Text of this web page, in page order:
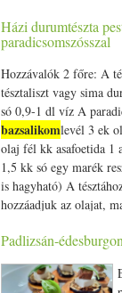
csésze rizsliszt 1
csésze olívaolaj 1
fűszerek ízlé szerint ( k
koriander, római
olaszosra is (
kakukkfű, rozmaring)
csésze brokkoli 1
Vegyszermentes (bio)
előkészítéshez mosd
édeskömény gumót és
liszteket , sütőport,
tálba, majd tedd hozzá
fokozatosan. Annyi
palacsintatésztánál
Házi durumtészta
paradicsomszósszal
Hozzávalók 2 főre: A
tésztaliszt vagy sima
só 0,9-1 dl víz A
bazsalikomlevél 3 ek
olaj fél kk asafoetida 1
1,5 kk só egy marék
is hagyható) A
hozzáadjuk az olajat,
órát pihentetjük.
paradicsomszószt. A
olívaolajat mozsárba
Padlizsán-